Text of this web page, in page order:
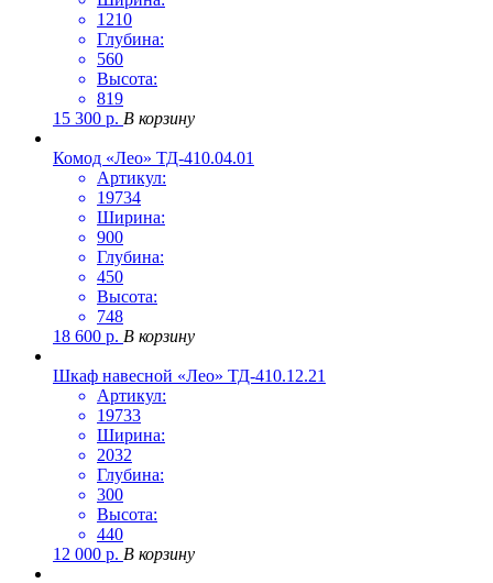
1210
Глубина:
560
Высота:
819
15 300 р. В корзину
Комод «Лео» ТД-410.04.01
Артикул:
19734
Ширина:
900
Глубина:
450
Высота:
748
18 600 р. В корзину
Шкаф навесной «Лео» ТД-410.12.21
Артикул:
19733
Ширина:
2032
Глубина:
300
Высота:
440
12 000 р. В корзину